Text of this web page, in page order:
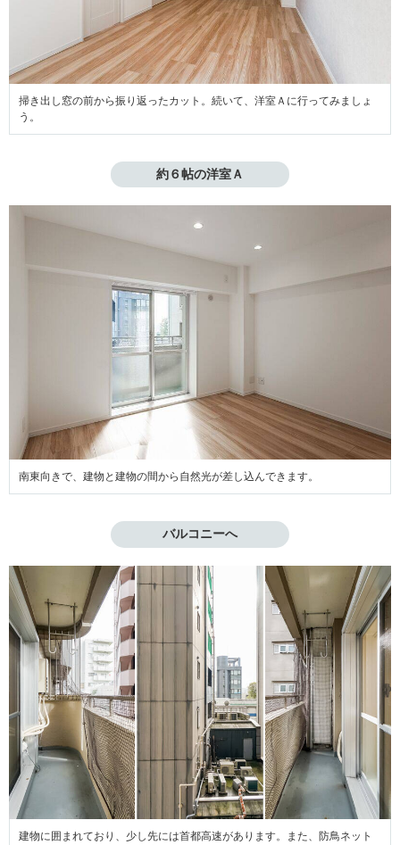
掃き出し窓の前から振り返ったカット。続いて、洋室Ａに行ってみましょ
う。
約６帖の洋室Ａ
南東向きで、建物と建物の間から自然光が差し込んできます。
バルコニーへ
建物に囲まれており、少し先には首都高速があります。また、防鳥ネット